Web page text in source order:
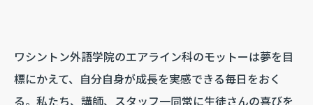
ワシントン外語学院のエアライン科のモットーは夢を目
標にかえて、自分自身が成長を実感できる毎日をおく
る。私たち、講師、スタッフ一同常に生徒さんの喜びを